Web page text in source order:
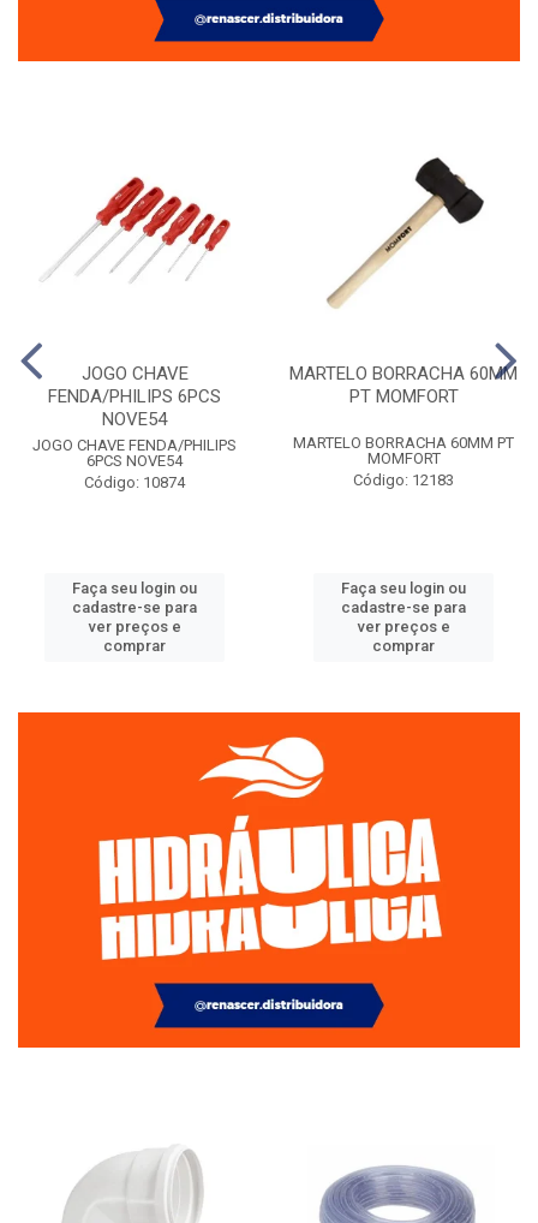
JOGO CHAVE
FENDA/PHILIPS 6PCS
NOVE54
JOGO CHAVE FENDA/PHILIPS
6PCS NOVE54
Código: 10874
Faça seu login ou
cadastre-se para
ver preços e
comprar
MARTELO BORRACHA 60MM
PT MOMFORT
MARTELO BORRACHA 60MM PT
MOMFORT
Código: 12183
Faça seu login ou
cadastre-se para
ver preços e
comprar